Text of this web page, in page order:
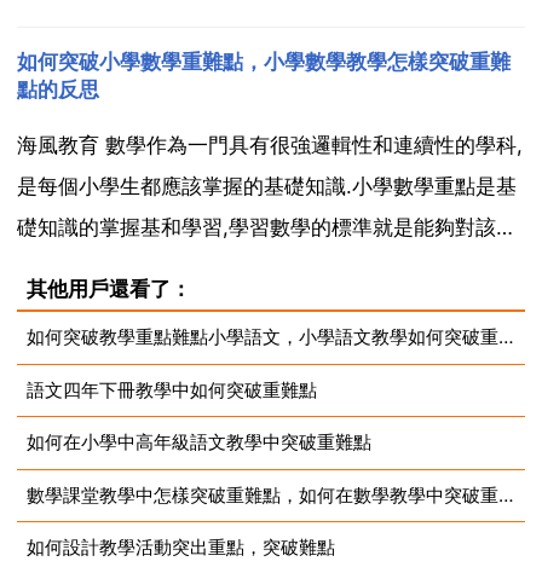
福人生 一般分 知識目標，能力目標，情感目標 孤山夜
如何突破小學數學重難點，小學數學教學怎樣突破重難
點的反思
海風教育 數學作為一門具有很強邏輯性和連續性的學科,
是每個小學生都應該掌握的基礎知識.小學數學重點是基
礎知識的掌握基和學習,學習數學的標準就是能夠對該學
學重點要掌握的知識,下面這幾個學習方法帶你學好數學.
知識反應 1.穩抓課堂,理科的學習重要的是平時...
其他用戶還看了：
如何突破教學重點難點小學語文，小學語文教學如何突破重難點
語文四年下冊教學中如何突破重難點
如何在小學中高年級語文教學中突破重難點
數學課堂教學中怎樣突破重難點，如何在數學教學中突破重點和難點
如何設計教學活動突出重點，突破難點